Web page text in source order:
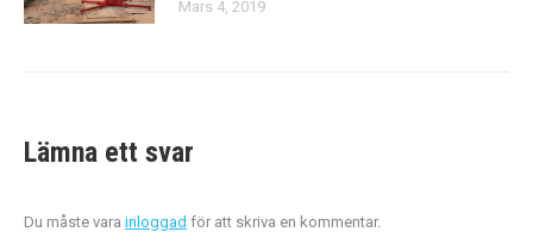
Mars 4, 2019
Lämna ett svar
Du måste vara inloggad för att skriva en kommentar.